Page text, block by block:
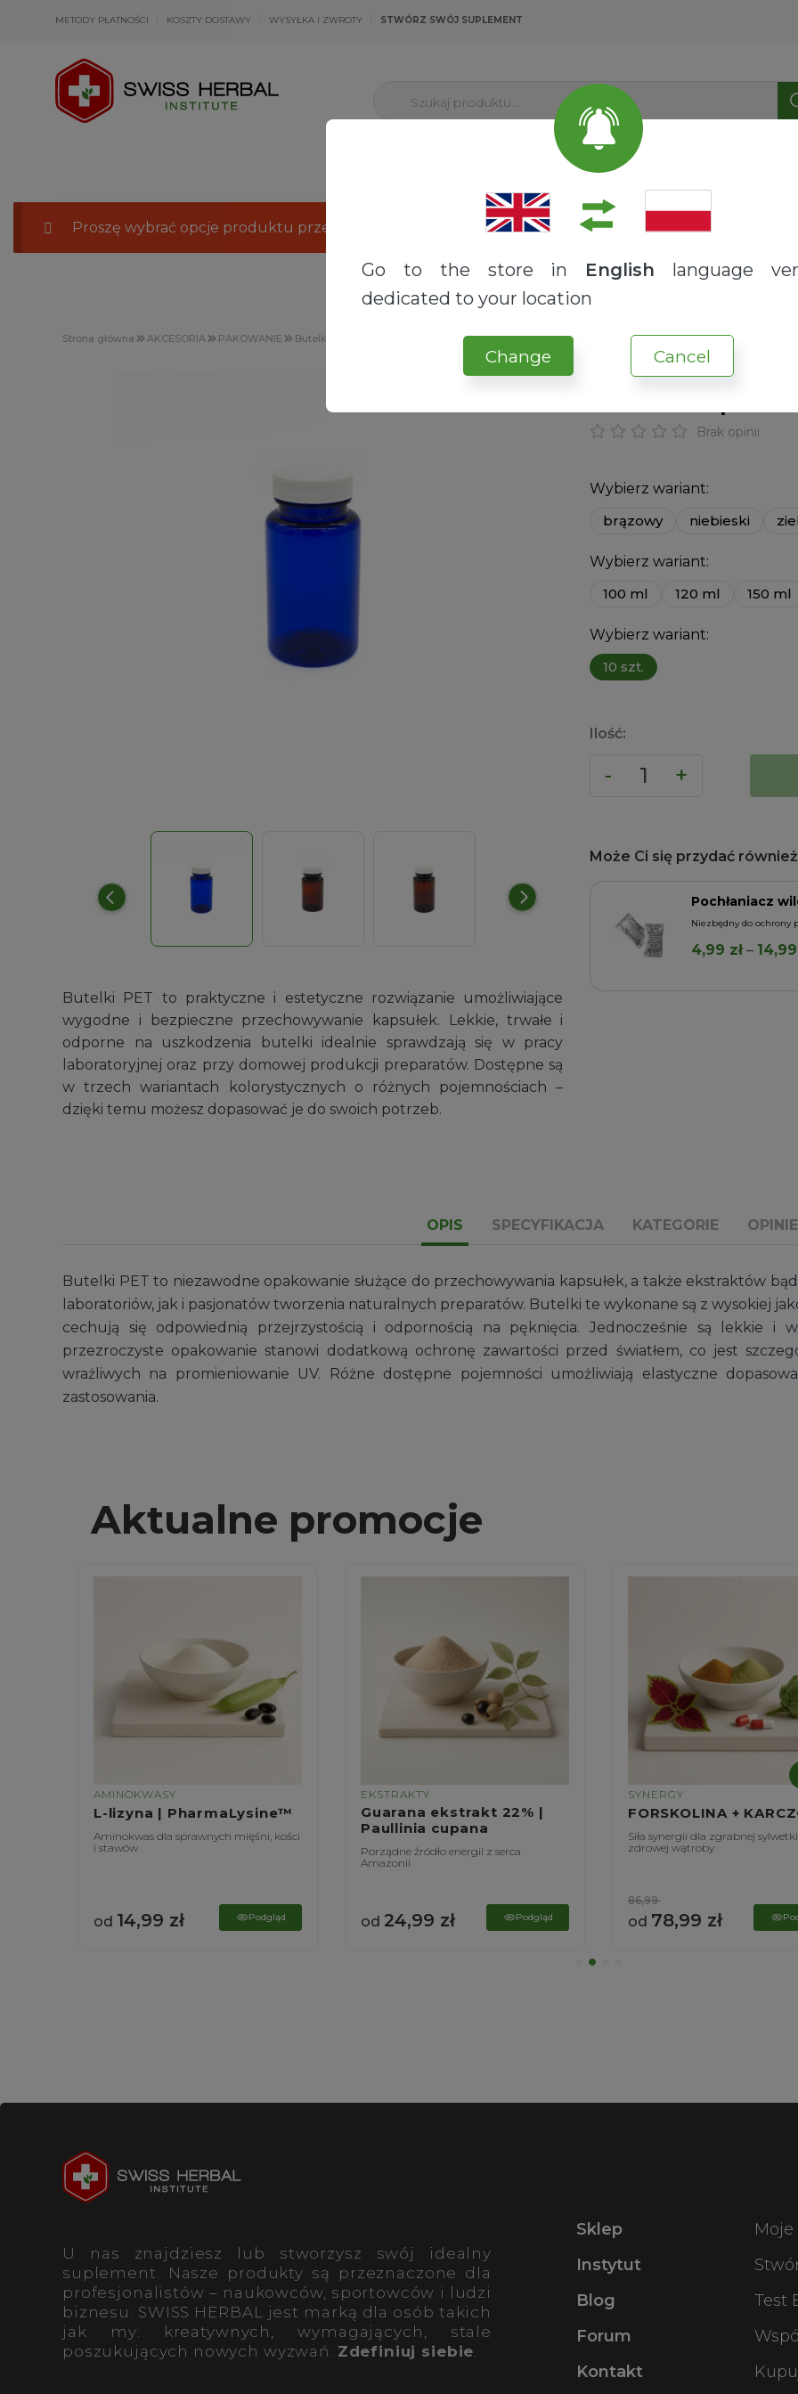
Go to the store in English language
dedicated to your location
Change Cancel
METODY PŁATNOŚCI KOSZTY DOSTAWY WYSYŁKA I ZWROTY STWÓRZ SWÓJ SUPLEMENT
Szukaj produktu...
USŁUGI
Proszę wybrać opcje produktu przechodząc do produktu "Kapsułki wegetariańskie".
Strona główna AKCESORIA PAKOWANIE Butelki PET przezroczyste
Butelki PET to praktyczne i estetyczne rozwiązanie umożliwiające
wygodne i bezpieczne przechowywanie kapsułek. Lekkie, trwałe i
odporne na uszkodzenia butelki idealnie sprawdzają się w pracy
laboratoryjnej oraz przy domowej produkcji preparatów. Dostępne są
w trzech wariantach kolorystycznych o różnych pojemnościach –
dzięki temu możesz dopasować je do swoich potrzeb.
PAKOWANIE
Brak opinii
Wybierz wariant:
brązowy
niebieski
Wybierz wariant:
100 ml
120 ml 150 ml
Wybierz wariant:
10 szt.
Ilość:
Może Ci się przydać
Rękawiczki higieniczne nitrylowe
14,99
Pochłaniacz
Niezbędny do ochrony
4,99 zł – 14,99
OPIS SPECYFIKACJA KATEGORIE OPINIE
Butelki PET to niezawodne opakowanie służące do przechowywania kapsułek, a także ekstraktów
laboratoriów, jak i pasjonatów tworzenia naturalnych preparatów. Butelki te wykonane są z wysokiej
cechują się odpowiednią przejrzystością i odpornością na pęknięcia. Jednocześnie są lekkie i
przezroczyste opakowanie stanowi dodatkową ochronę zawartości przed światłem, co jest
wrażliwych na promieniowanie UV. Różne dostępne pojemności umożliwiają elastyczne
zastosowania.
Aktualne promocje
AMINOKWASY
L-lizyna | PharmaLysine™
Aminokwas dla sprawnych mięśni, kości
i stawów
od 14,99 zł Podgląd
EKSTRAKTY
Guarana ekstrakt 22% |
Paullinia cupana
Porządne źródło energii z serca
Amazonii
od 24,99 zł Podgląd
SYNERGY
FORSKOLINA +
Siła synergii dla zgrabnej
zdrowej wątroby
od 78,99 zł
86,99
U nas znajdziesz lub stworzysz swój idealny
suplement. Nasze produkty są przeznaczone dla
profesjonalistów – naukowców, sportowców i ludzi
biznesu. SWISS HERBAL jest marką dla osób takich
jak my: kreatywnych, wymagających, stale
poszukujących nowych wyzwań. Zdefiniuj siebie.
Sklep
Instytut
Blog
Forum
Kontakt
Test